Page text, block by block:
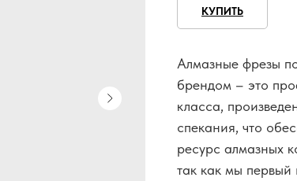
КУПИТЬ
Алмазные фрезы
брендом – это
класса,
спекания, что
ресурс алмазных
так как мы первый